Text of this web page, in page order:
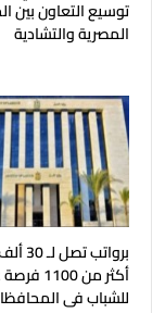
توسيع التعاون بين
المصرية والتشادية
برواتب
أكثر من
للشباب فى